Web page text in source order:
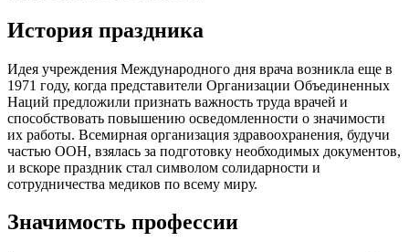
История праздника
Идея учреждения Международного дня врача возникла еще в
1971 году, когда представители Организации Объединенных
Наций предложили признать важность труда врачей и
способствовать повышению осведомленности о значимости
их работы. Всемирная организация здравоохранения, будучи
частью ООН, взялась за подготовку необходимых документов,
и вскоре праздник стал символом солидарности и
сотрудничества медиков по всему миру.
Значимость профессии